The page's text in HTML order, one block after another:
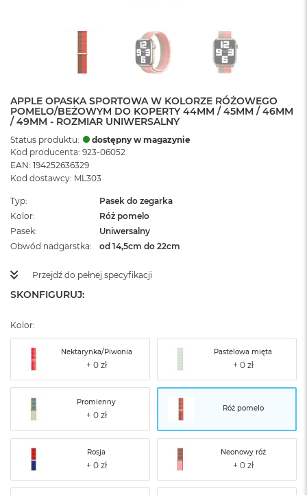
APPLE OPASKA SPORTOWA W KOLORZE RÓŻOWEGO
POMELO/BEŻOWYM DO KOPERTY 44MM / 45MM / 46MM
/ 49MM - ROZMIAR UNIWERSALNY
Status produktu:
dostępny w magazynie
Kod producenta: 923-06052
EAN: 194252636329
Kod dostawcy: ML303
Typ
Pasek do zegarka
Kolor
Róż pomelo
Pasek
Uniwersalny
Obwód nadgarstka
od 14,5cm do 22cm
Przejdź do pełnej specyfikacji
SKONFIGURUJ:
Kolor:
Nektarynka/Piwonia Pastelowa mięta
Promienny
Róż pomelo
Rosja Neonowy róż